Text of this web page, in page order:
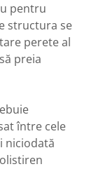
pentru
structura se
perete al
preia
între cele
niciodată